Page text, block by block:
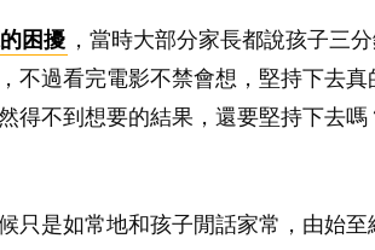
困擾 ，當時大部分家長都說孩子三
不過看完電影不禁會想，堅持下去真
得不到想要的結果，還要堅持下去嗎
只是如常地和孩子閒話家常，由始至